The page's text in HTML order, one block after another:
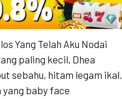
Yang Telah Aku Nodai
paling kecil, Dhea
sebahu, hitam legam ikal.
yang baby face